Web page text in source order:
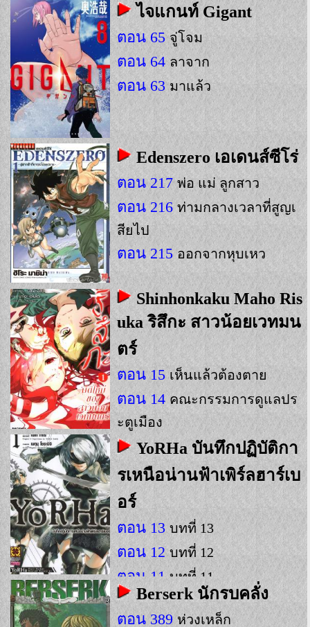
ไจแกนท์ Gigant
ตอน 65 จู่โจม
ตอน 64 ลาจาก
ตอน 63 มาแล้ว
Edenszero เอเดนส์ซีโร่
ตอน 217 พ่อ แม่ ลูกสาว
ตอน 216 ท่ามกลางเวลาที่สูญเ
สียไป
ตอน 215 ออกจากหุบเหว
Shinhonkaku Maho Ris
uka ริสึกะ สาวน้อยเวทมน
ตร์
ตอน 15 เห็นแล้วต้องตาย
ตอน 14 คณะกรรมการดูแลปร
ะตูเมือง
ตอน 13 บ๊ายบาย
YoRHa บันทึกปฏิบัติกา
รเหนือน่านฟ้าเพิร์ลฮาร์เบ
อร์
ตอน 13 บทที่ 13
ตอน 12 บทที่ 12
ตอน 11 บทที่ 11
Berserk นักรบคลั่ง
ตอน 389 ห่วงเหล็ก